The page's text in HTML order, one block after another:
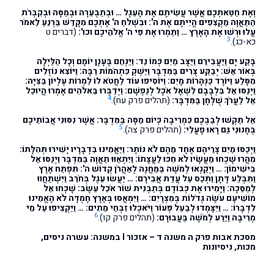
וְאֶת חַטַּאתְכֶם אֲשֶׁר עֲשִׂיתֶם אֶת הָעֵגֶל … וּבְתַבְעֵרָה וּבְמַסָּה וּבְקִבְרֹת
הַתַּאֲוָה מַקְצִפִים הֱיִיתֶם אֶת ה': וּבִשְׁלֹחַ ה' אֶתְכֶם מִקָּדֵשׁ בַּרְנֵעַ לֵאמֹר
עֲלוּ וּרְשׁוּ אֶת הָאָרֶץ … וַתַּמְרוּ אֶת פִּי ה' אֱלֹהֵיכֶם וכו': (דברים ט
כא-כג).3
בָּקַע יָם וַיַּעֲבִירֵם וַיַּצֶּב מַיִם כְּמוֹ נֵד: וַיַּנְחֵם בֶּעָנָן יוֹמָם וְכָל הַלַּיְלָה
בְּאוֹר אֵשׁ: יְבַקַּע צֻרִים בַּמִּדְבָּר וַיַּשְׁקְ כִּתְהֹמוֹת רַבָּה: וַיּוֹצִא נוֹזְלִים
מִסָּלַע וַיּוֹרֶד כַּנְּהָרוֹת מָיִם: וַיּוֹסִיפוּ עוֹד לַחֲטֹא לוֹ לַמְרוֹת עֶלְיוֹן בַּצִּיָּה:
וַיְנַסּוּ אֵל בִּלְבָבָם לִשְׁאָל אֹכֶל לְנַפְשָׁם: וַיְדַבְּרוּ בֵּאלֹהִים אָמְרוּ הֲיוּכַל
אֵל לַעֲרֹךְ שֻׁלְחָן בַּמִּדְבָּר: (תהלים פרק עח).4
אַל תַּקְשׁוּ לְבַבְכֶם כִּמְרִיבָה כְּיוֹם מַסָּה בַּמִּדְבָּר: אֲשֶׁר נִסּוּנִי אֲבוֹתֵיכֶם
בְּחָנוּנִי גַּם רָאוּ פָעֳלִי: (תהלים פרק צה).5
וַיְכַסּוּ מַיִם צָרֵיהֶם אֶחָד מֵהֶם לֹא נוֹתָר: וַיַּאֲמִינוּ בִדְבָרָיו יָשִׁירוּ תְּהִלָּתוֹ:
מִהֲרוּ שָׁכְחוּ מַעֲשָׂיו לֹא חִכּוּ לַעֲצָתוֹ: וַיִּתְאַוּוּ תַאֲוָה בַּמִּדְבָּר וַיְנַסּוּ אֵל
בִּישִׁימוֹן: … וַיְקַנְאוּ לְמֹשֶׁה בַּמַּחֲנֶה לְאַהֲרֹן קְדוֹשׁ ה': תִּפְתַּח אֶרֶץ
וַתִּבְלַע דָּתָן וַתְּכַס עַל עֲדַת אֲבִירָם: … יַעֲשׂוּ עֵגֶל בְּחֹרֵב וַיִּשְׁתַּחֲווּ
לְמַסֵּכָה: וַיָּמִירוּ אֶת כְּבוֹדָם בְּתַבְנִית שׁוֹר אֹכֵל עֵשֶׂב: שָׁכְחוּ אֵל
מוֹשִׁיעָם עֹשֶׂה גְדֹלוֹת בְּמִצְרָיִם: … וַיִּמְאֲסוּ בְּאֶרֶץ חֶמְדָּה לֹא הֶאֱמִינוּ
לִדְבָרוֹ: … וַיִּצָּמְדוּ לְבַעַל פְּעוֹר וַיֹּאכְלוּ זִבְחֵי מֵתִים: … וַיַּקְצִיפוּ עַל מֵי
מְרִיבָה וַיֵּרַע לְמֹשֶׁה בַּעֲבוּרָם: (תהלים פרק קו).6
מסכת אבות פרק ה משנה ד – אזכור I במשנה: עשרה ניסים,
מכות, ניסיונות